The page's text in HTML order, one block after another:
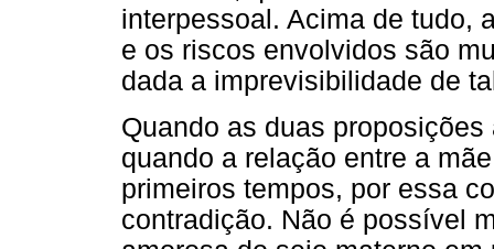
interpessoal. Acima de tudo,
e os riscos envolvidos são
dada a imprevisibilidade de
Quando as duas
quando a relação entre a
primeiros tempos, por essa
contradição. Não é possível